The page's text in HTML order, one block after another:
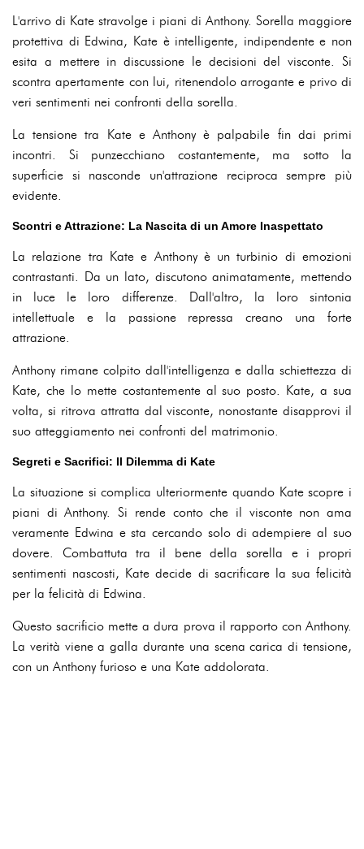
L'arrivo di Kate stravolge i piani di Anthony. Sorella maggiore
protettiva di Edwina, Kate è intelligente, indipendente e non
esita a mettere in discussione le decisioni del visconte. Si
scontra apertamente con lui, ritenendolo arrogante e privo di
veri sentimenti nei confronti della sorella.
La tensione tra Kate e Anthony è palpabile fin dai primi
incontri. Si punzecchiano costantemente, ma sotto la
superficie si nasconde un'attrazione reciproca sempre più
evidente.
Scontri e Attrazione: La Nascita di un Amore Inaspettato
La relazione tra Kate e Anthony è un turbinio di emozioni
contrastanti. Da un lato, discutono animatamente, mettendo
in luce le loro differenze. Dall'altro, la loro sintonia
intellettuale e la passione repressa creano una forte
attrazione.
Anthony rimane colpito dall'intelligenza e dalla schiettezza di
Kate, che lo mette costantemente al suo posto. Kate, a sua
volta, si ritrova attratta dal visconte, nonostante disapprovi il
suo atteggiamento nei confronti del matrimonio.
Segreti e Sacrifici: Il Dilemma di Kate
La situazione si complica ulteriormente quando Kate scopre i
piani di Anthony. Si rende conto che il visconte non ama
veramente Edwina e sta cercando solo di adempiere al suo
dovere. Combattuta tra il bene della sorella e i propri
sentimenti nascosti, Kate decide di sacrificare la sua felicità
per la felicità di Edwina.
Questo sacrificio mette a dura prova il rapporto con Anthony.
La verità viene a galla durante una scena carica di tensione,
con un Anthony furioso e una Kate addolorata.